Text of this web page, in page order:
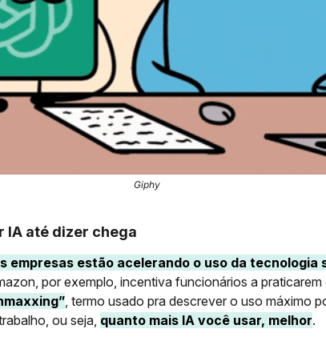
Giphy
IA até dizer chega
empresas estão acelerando o uso da tecnologia
por exemplo, incentiva funcionários a praticarem
, termo usado pra descrever o uso máximo
ou seja, quanto mais IA você usar, melhor.